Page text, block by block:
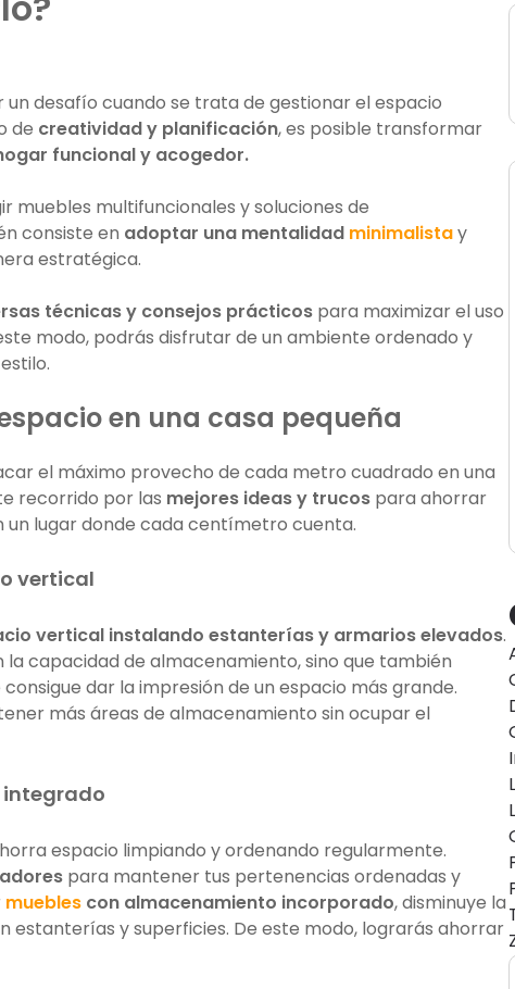
un desafío cuando se trata de gestionar el espacio
de creatividad y planificación, es posible transformar
funcional y acogedor.
muebles multifuncionales y soluciones de
consiste en adoptar una mentalidad minimalistay
estratégica.
técnicas y consejos prácticos para maximizar el uso
modo, podrás disfrutar de un ambiente ordenado y
en una casa pequeña
el máximo provecho de cada metro cuadrado en una
recorrido por las mejores ideas y trucos para ahorrar
lugar donde cada centímetro cuenta.
vertical
vertical instalando estanterías y armarios elevados.
la capacidad de almacenamiento, sino que también
dar la impresión de un espacio más grande.
más áreas de almacenamiento sin ocupar el
integrado
espacio limpiando y ordenando regularmente.
para mantener tus pertenencias ordenadas y
muebles con almacenamiento incorporado, disminuye la
estanterías y superficies. De este modo, lograrás ahorrar